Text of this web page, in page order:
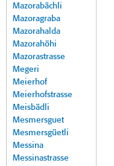
Mazorabächli
Mazoragraba
Mazorahalda
Mazorahöhi
Mazorastrasse
Megeri
Meierhof
Meierhofstrasse
Meisbädli
Mesmersguet
Mesmersgüetli
Messina
Messinastrasse